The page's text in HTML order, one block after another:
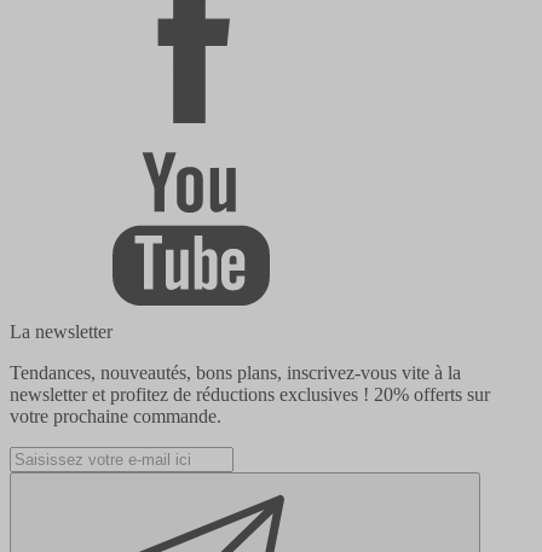
La newsletter
Tendances, nouveautés, bons plans, inscrivez-vous vite à la
newsletter et profitez de réductions exclusives ! 20% offerts sur
votre prochaine commande.